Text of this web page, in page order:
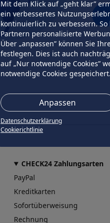
Mit dem Klick auf „geht klar”
ein verbessertes
kontinuierlich zu verbessern.
Partnern personalisierte
Über „anpassen” können Sie
festlegen. Dies ist auch
auf „Nur notwendige Cookies”
notwendige Cookies gespeichert.
Anpassen
Datenschutzerklärung
Cookierichtlinie
CHECK24 Zahlungsarten
PayPal
Kreditkarten
Sofortüberweisung
Rechnung